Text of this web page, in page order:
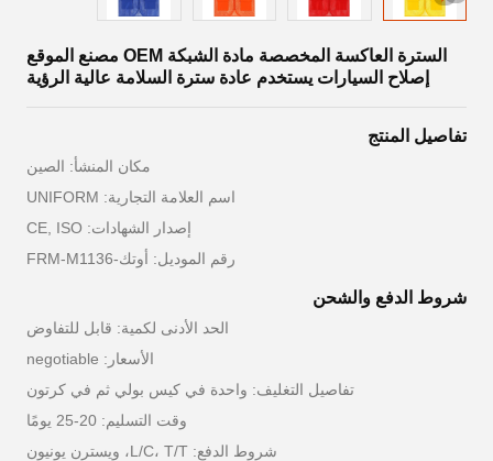
السترة العاكسة المخصصة مادة الشبكة OEM مصنع الموقع
إصلاح السيارات يستخدم عادة سترة السلامة عالية الرؤية
تفاصيل المنتج
مكان المنشأ: الصين
اسم العلامة التجارية: UNIFORM
إصدار الشهادات: CE, ISO
رقم الموديل: أوتك-FRM-M1136
شروط الدفع والشحن
الحد الأدنى لكمية: قابل للتفاوض
الأسعار: negotiable
تفاصيل التغليف: واحدة في كيس بولي ثم في كرتون
وقت التسليم: 20-25 يومًا
شروط الدفع: L/C، T/T، ويسترن يونيون